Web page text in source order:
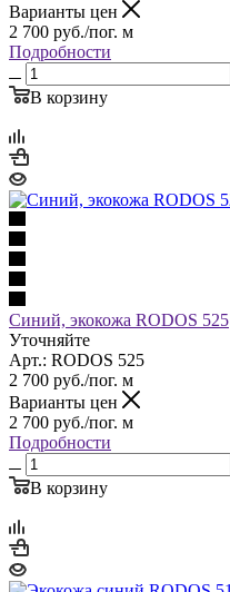
Варианты цен
2 700 руб./пог. м
Подробности
В корзину
Синий, экокожа RODOS 525
Уточняйте
Арт.: RODOS 525
2 700 руб./пог. м
Варианты цен
2 700 руб./пог. м
Подробности
В корзину